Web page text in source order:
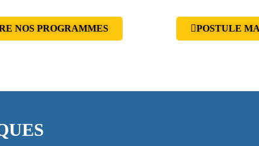
NOS PROGRAMMES POSTULE